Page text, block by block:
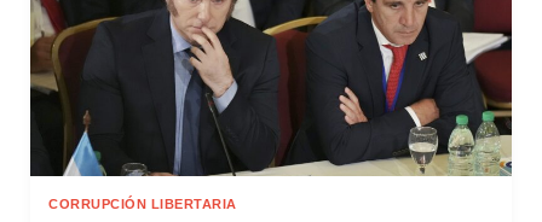
CORRUPCIÓN LIBERTARIA